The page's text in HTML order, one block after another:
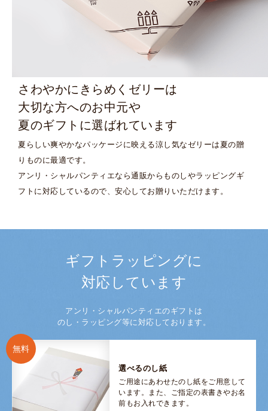
さわやかにきらめくゼリーは
大切な方へのお中元や
夏のギフトに選ばれています
夏らしい爽やかなパッケージに映える涼し気なゼリーは 夏の贈
りものに最適です。
アンリ・シャルパンティエなら通販からも のしやラッピングギ
フトに対応しているので、 安心してお贈りいただけます。
ギフトラッピングに
対応しています
アンリ・シャルパンティエのギフトは
のし・ラッピング等に対応しております。
無料
選べるのし紙
ご用途にあわせたのし紙をご用意して
います。また、ご指定の表書きやお名
前もお入れできます。